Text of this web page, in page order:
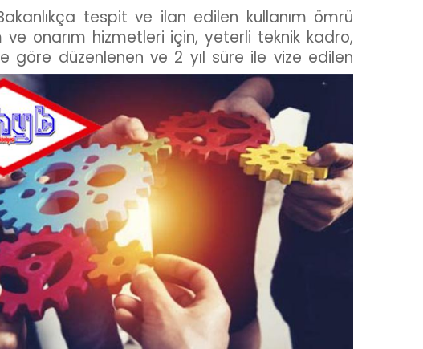
tespit ve ilan edilen kullanım ömrü
onarım hizmetleri için, yeterli teknik kadro,
göre düzenlenen ve 2 yıl süre ile vize edilen